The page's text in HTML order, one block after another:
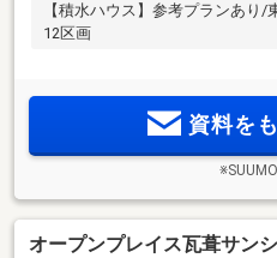
【積水ハウス】参考プランあり
12区画
資料を
オープンプレイス瓦葺サン